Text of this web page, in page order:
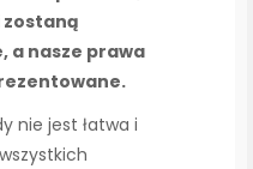
a nasze prawa
nie jest łatwa i